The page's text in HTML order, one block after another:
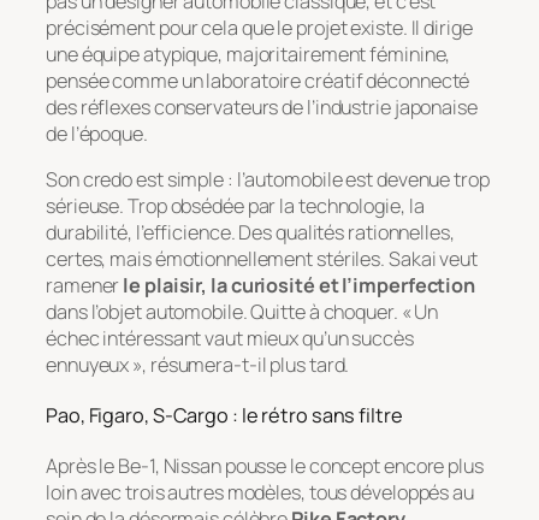
précisément pour cela que le projet existe. Il dirige
une équipe atypique, majoritairement féminine,
pensée comme un laboratoire créatif déconnecté
des réflexes conservateurs de l’industrie japonaise
de l’époque.
Son credo est simple : l’automobile est devenue trop
sérieuse. Trop obsédée par la technologie, la
durabilité, l’efficience. Des qualités rationnelles,
certes, mais émotionnellement stériles. Sakai veut
ramenerle plaisir, la curiosité et l’imperfection
dans l’objet automobile. Quitte à choquer. « Un
échec intéressant vaut mieux qu’un succès
ennuyeux », résumera-t-il plus tard.
Pao, Figaro, S-Cargo : le rétro sans filtre
Après le Be-1, Nissan pousse le concept encore plus
loin avec trois autres modèles, tous développés au